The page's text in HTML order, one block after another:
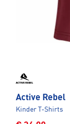
Active Rebel
Kinder T-Shirts